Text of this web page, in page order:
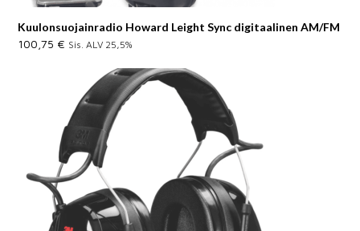
Kuulonsuojainradio Howard Leight Sync digitaalinen AM/FM
100,75 € Sis. ALV 25,5%